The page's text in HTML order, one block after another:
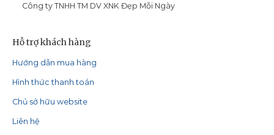
Công ty TNHH TM DV XNK Đẹp Mỗi Ngày
Hỗ trợ khách hàng
Hướng dẫn mua hàng
Hình thức thanh toán
Chủ sở hữu website
Liên hệ